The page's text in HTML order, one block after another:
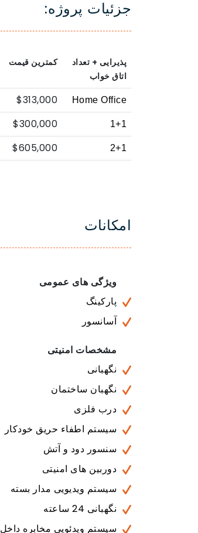
جزئیات پروژه:
پذیرایی + تعداد
اتاق خواب
کمترین قیمت
Home Office
$313,000
1+1
$300,000
2+1
$605,000
امکانات
ویژگی های عمومی
پارکینگ
آسانسور
مشخصات امنیتی
نگهبانی
نگهبان ساختمان
درب فلزی
سیستم اطفاء حریق خودکار
سنسور دود و آتش
دوربین های امنیتی
سیستم ویدیویی مدار بسته
نگهبانی 24 ساعته
سیستم ویدئویی مخابره داخل